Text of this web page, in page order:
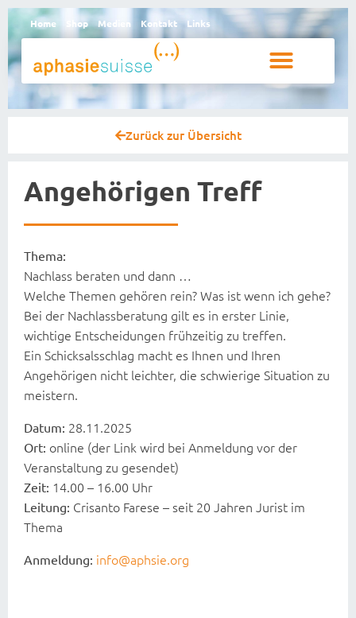
Home Shop Medien Kontakt Links
Zurück zur Übersicht
Angehörigen Treff
Thema:
Nachlass beraten und dann …
Welche Themen gehören rein? Was ist wenn ich gehe?
Bei der Nachlassberatung gilt es in erster Linie,
wichtige Entscheidungen frühzeitig zu treffen.
Ein Schicksalsschlag macht es Ihnen und Ihren
Angehörigen nicht leichter, die schwierige Situation zu
meistern.
Datum: 28.11.2025
Ort: online (der Link wird bei Anmeldung vor der
Veranstaltung zu gesendet)
Zeit: 14.00 – 16.00 Uhr
Leitung: Crisanto Farese – seit 20 Jahren Jurist im
Thema
Anmeldung: info@aphsie.org